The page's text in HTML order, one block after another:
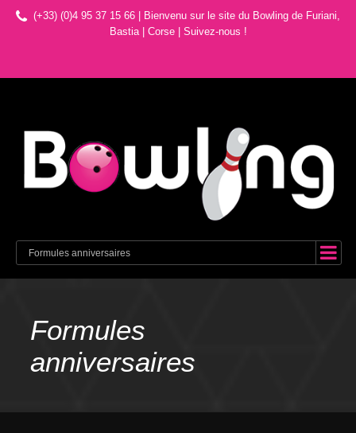
(+33) (0)4 95 37 15 66 | Bienvenu sur le site du Bowling de Furiani,
Bastia | Corse| Suivez-nous !
Formules anniversaires
Formules
anniversaires